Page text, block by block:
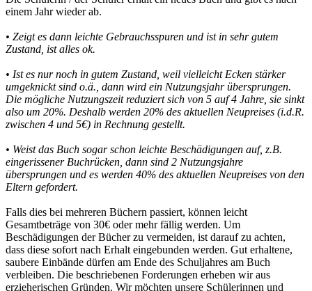
einem Jahr wieder ab.
• Zeigt es dann leichte Gebrauchsspuren und ist in sehr gutem
Zustand, ist alles ok.
• Ist es nur noch in gutem Zustand, weil vielleicht Ecken stärker
umgeknickt sind o.ä., dann wird ein Nutzungsjahr übersprungen.
Die mögliche Nutzungszeit reduziert sich von 5 auf 4 Jahre, sie sinkt
also um 20%. Deshalb werden 20% des aktuellen Neupreises (i.d.R.
zwischen 4 und 5€) in Rechnung gestellt.
• Weist das Buch sogar schon leichte Beschädigungen auf, z.B.
eingerissener Buchrücken, dann sind 2 Nutzungsjahre
übersprungen und es werden 40% des aktuellen Neupreises von den
Eltern gefordert.
Falls dies bei mehreren Büchern passiert, können leicht
Gesamtbeträge von 30€ oder mehr fällig werden. Um
Beschädigungen der Bücher zu vermeiden, ist darauf zu achten,
dass diese sofort nach Erhalt eingebunden werden. Gut erhaltene,
saubere Einbände dürfen am Ende des Schuljahres am Buch
verbleiben. Die beschriebenen Forderungen erheben wir aus
erzieherischen Gründen. Wir möchten unsere Schülerinnen und